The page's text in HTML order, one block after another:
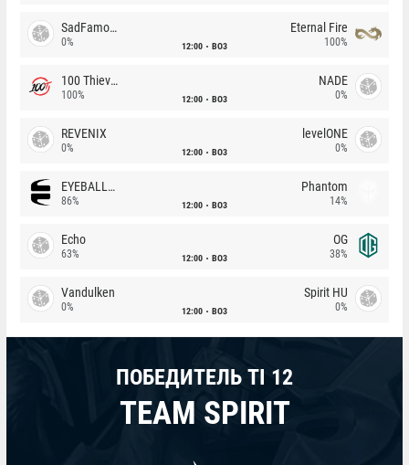
SadFamous
0% 12:00 BO3
Eternal Fire
100%
100 Thieves
100% 12:00 BO3
NADE
0%
REVENIX
0% 12:00 BO3
levelONE
0%
EYEBALLERS
86% 12:00 BO3
Phantom
14%
Echo
63% 12:00 BO3
OG
38%
Vandulken
0% 12:00 BO3
Spirit HU
0%
ПОБЕДИТЕЛЬ TI 12
TEAM SPIRIT